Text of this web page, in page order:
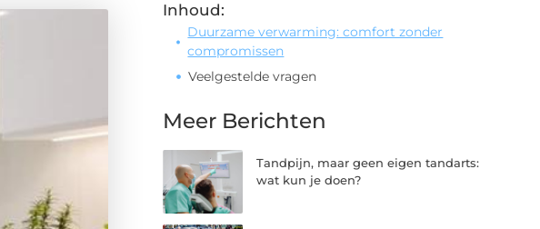
Inhoud:
Duurzame verwarming: comfort zonder
compromissen
Veelgestelde vragen
Meer Berichten
Tandpijn, maar geen eigen tandarts:
wat kun je doen?